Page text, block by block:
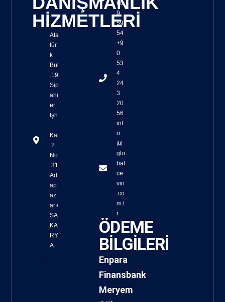
HİZMETLERİ
Ata
tür
k
Bul
.19
Sip
ahi
er
İşh
.
Kat
:2
No
:31
Ad
ap
az
arı/
SA
KA
RY
A
60
9
59
54
+9
0
53
4
24
3
20
56
inf
o
@
glo
bal
ce
viri
.co
m.t
r
ÖDEME
BİLGİLERİ
Enpara
Finansbank
Meryem